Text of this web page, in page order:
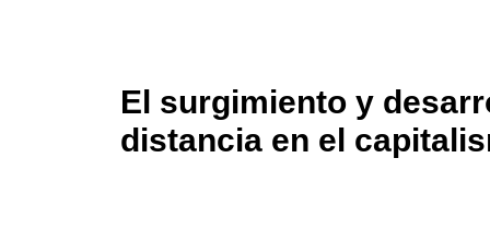
El surgimiento y
distancia en el